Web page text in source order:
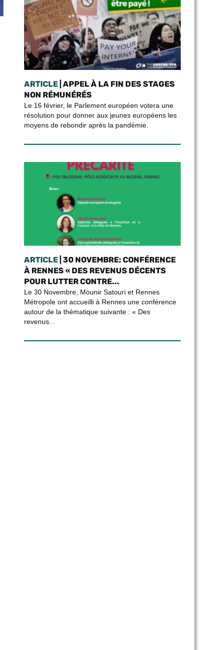
ARTICLE| APPEL À LA FIN DES STAGES
NON RÉMUNÉRÉS
Le 16 février, le Parlement européen votera une
résolution pour donner aux jeunes européens les
moyens de rebondir après la pandémie.
ARTICLE| 30 NOVEMBRE: CONFÉRENCE
À RENNES « DES REVENUS DÉCENTS
POUR LUTTER CONTRE...
Le 30 Novembre, Mounir Satouri et Rennes
Métropole ont accueilli à Rennes une conférence
autour de la thématique suivante : « Des
revenus...